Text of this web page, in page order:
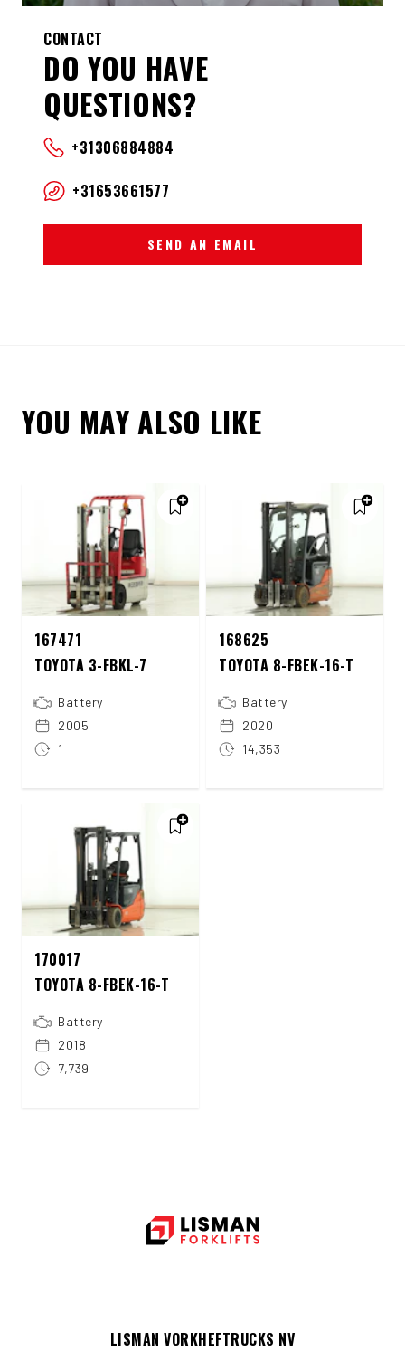
CONTACT
DO YOU HAVE
QUESTIONS?
+31306884884
+31653661577
SEND AN EMAIL
YOU MAY ALSO LIKE
167471
TOYOTA 3-FBKL-7
Battery
2005
1
168625
TOYOTA 8-FBEK-16-T
Battery
2020
14,353
170017
TOYOTA 8-FBEK-16-T
Battery
2018
7,739
LISMAN VORKHEFTRUCKS NV